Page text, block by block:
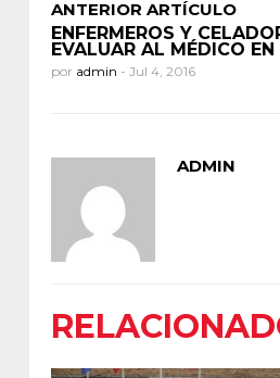
ANTERIOR ARTÍCULO
ENFERMEROS Y
EVALUAR AL MÉDICO EN
por admin - Jul 4, 2016
ADMIN